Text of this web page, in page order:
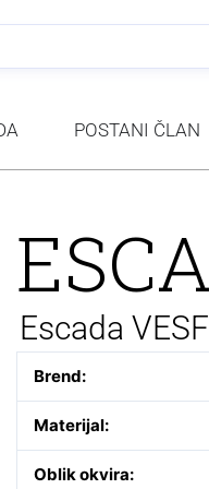
POSTANI ČLAN
Escada
Brend:
Materijal:
Oblik okvira: